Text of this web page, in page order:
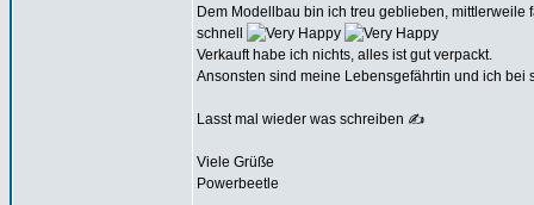
Dem Modellbau bin ich treu geblieben,
schnell
Verkauft habe ich nichts, alles ist gut verpackt.
Ansonsten sind meine Lebensgefährtin und ich bei
Lasst mal wieder was schreiben ✍️
Viele Grüße
Powerbeetle